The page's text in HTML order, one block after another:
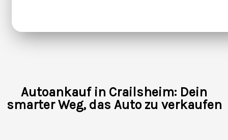
Autoankauf in Crailsheim: Dein
smarter Weg, das Auto zu verkaufen